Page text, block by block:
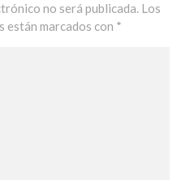
no será publicada. Los
están marcados con *